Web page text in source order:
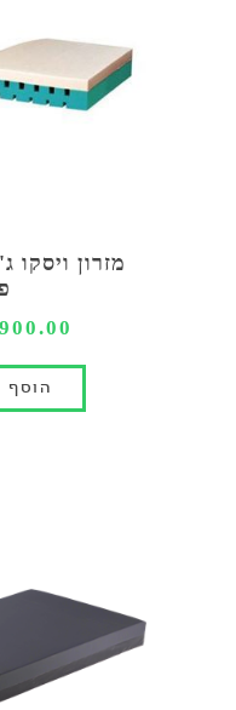
מזרון ויסקו